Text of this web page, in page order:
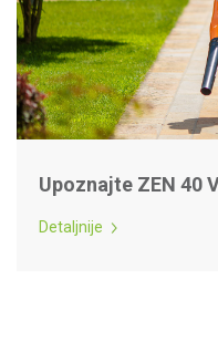
Upoznajte ZEN 40
Detaljnije